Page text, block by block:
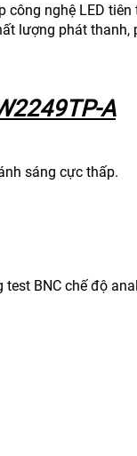
nghệ LED
lượng phát thanh,
A
sáng cực thấp.
BNC chế độ